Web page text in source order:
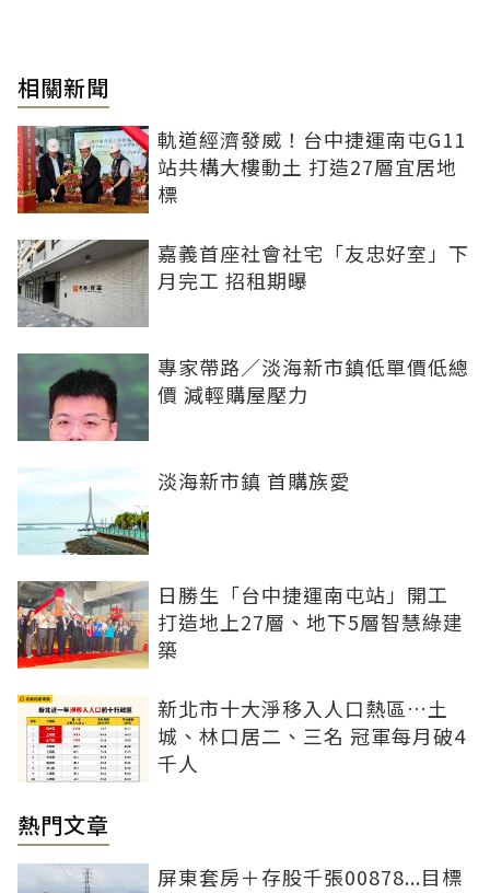
相關新聞
軌道經濟發威！台中捷運南屯G11
站共構大樓動土 打造27層宜居地
標
嘉義首座社會社宅「友忠好室」下
月完工 招租期曝
專家帶路／淡海新市鎮低單價低總
價 減輕購屋壓力
淡海新市鎮 首購族愛
日勝生「台中捷運南屯站」開工
打造地上27層、地下5層智慧綠建
築
新北市十大淨移入人口熱區…土
城、林口居二、三名 冠軍每月破4
千人
熱門文章
屏東套房＋存股千張00878...目標